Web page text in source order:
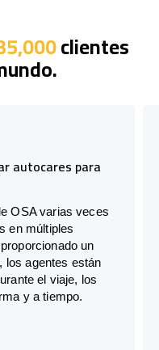
clientes
autocares para
OSA varias veces
en múltiples
un
los agentes están
el viaje, los
y a tiempo.